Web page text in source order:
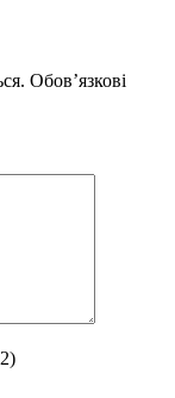
Обов’язкові